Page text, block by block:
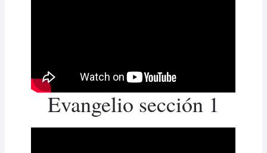
Evangelio sección 1